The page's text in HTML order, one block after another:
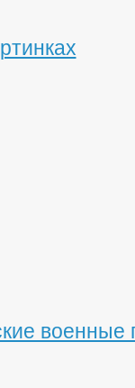
военные